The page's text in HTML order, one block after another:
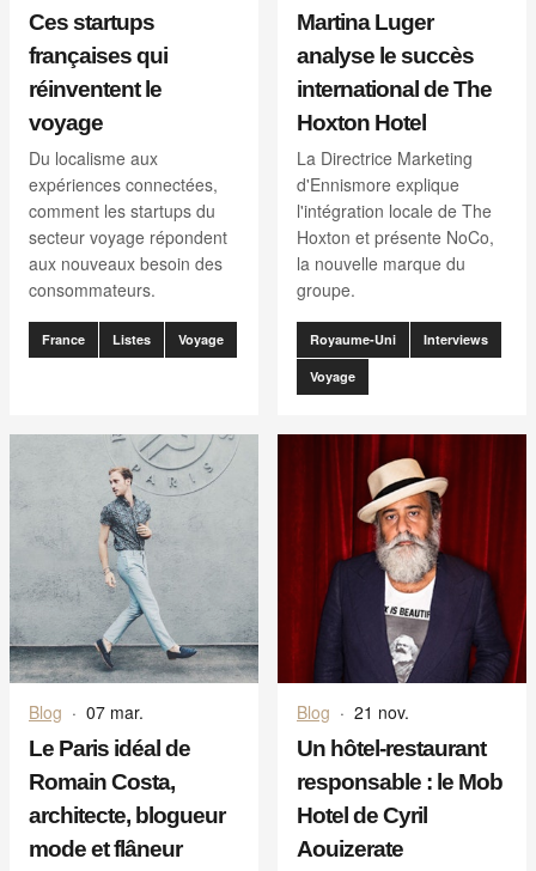
Ces startups
françaises qui
réinventent le
voyage
Du localisme aux
expériences connectées,
comment les startups du
secteur voyage répondent
aux nouveaux besoin des
consommateurs.
France Listes Voyage
Martina Luger
analyse le succès
international de The
Hoxton Hotel
La Directrice Marketing
d'Ennismore explique
l'intégration locale de The
Hoxton et présente NoCo,
la nouvelle marque du
groupe.
Royaume-Uni Interviews
Voyage
Blog · 07 mar.
Le Paris idéal de
Romain Costa,
architecte, blogueur
mode et flâneur
Blog · 21 nov.
Un hôtel-restaurant
responsable : le Mob
Hotel de Cyril
Aouizerate